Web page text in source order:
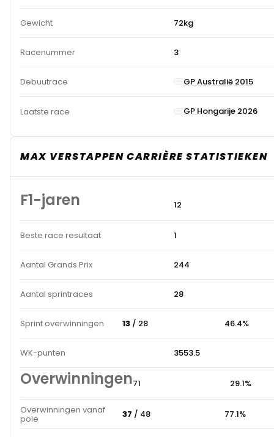
Gewicht 72kg
Racenummer 3
Debuutrace GP Australië 2015
Laatste race GP Hongarije 2026
MAX VERSTAPPEN CARRIÈRE STATISTIEKEN
F1-jaren 12
Beste race resultaat 1
Aantal Grands Prix 244
Aantal sprintraces 28
Sprint overwinningen 13 / 28 46.4%
WK-punten 3553.5
Overwinningen71 29.1%
Overwinningen vanaf
pole 37 / 48 77.1%